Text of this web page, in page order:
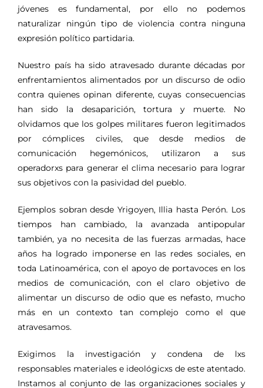
jóvenes es fundamental, por ello no podemos
naturalizar ningún tipo de violencia contra ninguna
expresión político partidaria.
Nuestro país ha sido atravesado durante décadas por
enfrentamientos alimentados por un discurso de odio
contra quienes opinan diferente, cuyas consecuencias
han sido la desaparición, tortura y muerte. No
olvidamos que los golpes militares fueron legitimados
por cómplices civiles, que desde medios de
comunicación hegemónicos, utilizaron a sus
operadorxs para generar el clima necesario para lograr
sus objetivos con la pasividad del pueblo.
Ejemplos sobran desde Yrigoyen, Illia hasta Perón. Los
tiempos han cambiado, la avanzada antipopular
también, ya no necesita de las fuerzas armadas, hace
años ha logrado imponerse en las redes sociales, en
toda Latinoamérica, con el apoyo de portavoces en los
medios de comunicación, con el claro objetivo de
alimentar un discurso de odio que es nefasto, mucho
más en un contexto tan complejo como el que
atravesamos.
Exigimos la investigación y condena de lxs
responsables materiales e ideológicxs de este atentado.
Instamos al conjunto de las organizaciones sociales y